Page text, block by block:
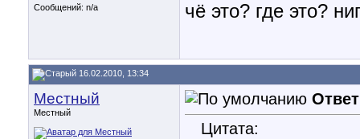
Сообщений: n/a
чё это? где это?
16.02.2010, 13:34
Местный
Местный
Цитата: